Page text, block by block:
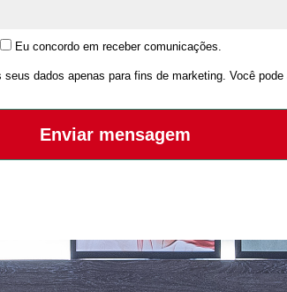
Eu concordo em receber comunicações.
dados apenas para fins de marketing. Você
Enviar mensagem